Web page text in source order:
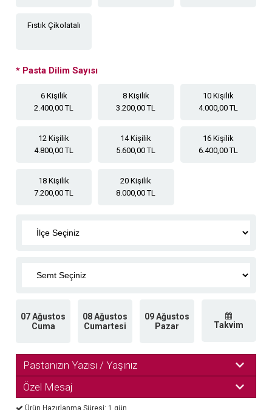
Fıstık Çikolatalı
* Pasta Dilim Sayısı
6 Kişilik
2.400,00 TL
8 Kişilik
3.200,00 TL
10 Kişilik
4.000,00 TL
12 Kişilik
4.800,00 TL
14 Kişilik
5.600,00 TL
16 Kişilik
6.400,00 TL
18 Kişilik
7.200,00 TL
20 Kişilik
8.000,00 TL
07 Ağustos
Cuma
08 Ağustos
Cumartesi
09 Ağustos
Pazar
Takvim
Pastanızın Yazısı / Yaşınız
Özel Mesaj
Ürün Hazırlanma Süresi: 1 gün